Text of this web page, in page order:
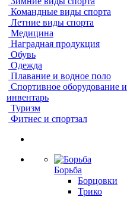
Командные виды спорта
Летние виды спорта
Медицина
Наградная продукция
Обувь
Одежда
Плавание и водное поло
Спортивное оборудование и
инвентарь
Туризм
Фитнес и спортзал
Борьба
Борцовки
Трико